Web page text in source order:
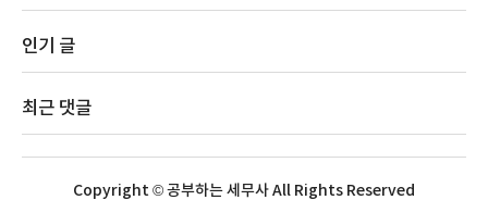
인기 글
최근 댓글
Copyright © 공부하는 세무사 All Rights Reserved